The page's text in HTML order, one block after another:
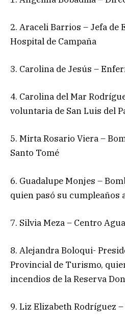
2. Araceli Barrios – Jefa de
Hospital de Campaña
3. Carolina de Jesús –
4. Carolina del Mar
voluntaria de San Luis del
5. Mirta Rosario Viera –
Santo Tomé
6. Guadalupe Monjes –
quien pasó su cumpleaños
7. Silvia Meza – Centro
8. Alejandra Boloqui-
Provincial de Turismo,
incendios de la Reserva
9. Liz Elizabeth Rodríguez